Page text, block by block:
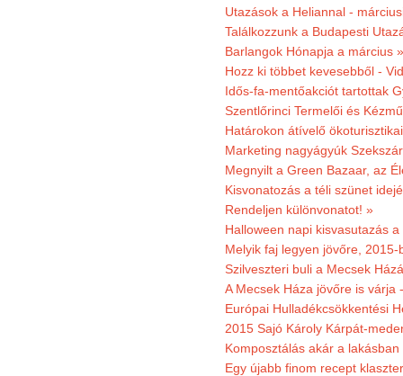
Utazások a Heliannal -
Találkozzunk a Budapesti
Barlangok Hónapja a március »
Hozz ki többet kevesebből -
Idős-fa-mentőakciót tartottak
Szentlőrinci Termelői és
Határokon átívelő
Marketing nagyágyúk
Megnyilt a Green Bazaar, az
Kisvonatozás a téli szünet
Rendeljen különvonatot! »
Halloween napi kisvasutazás
Melyik faj legyen jövőre,
Szilveszteri buli a Mecsek
A Mecsek Háza jövőre is várja
Európai Hulladékcsökkentési
2015 Sajó Károly Kárpát-
Komposztálás akár a lakásban
Egy újabb finom recept